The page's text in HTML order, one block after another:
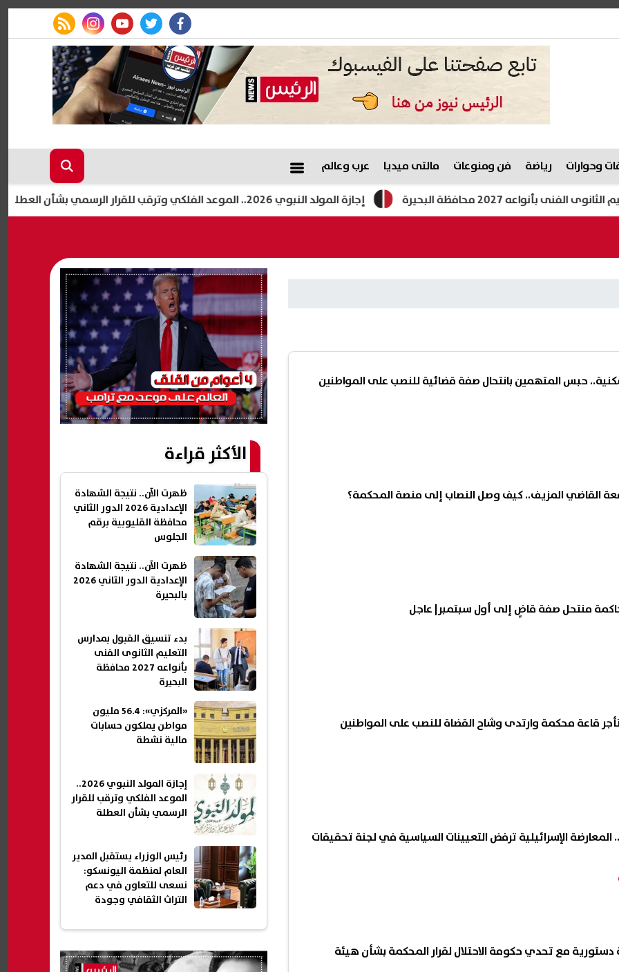
facebook
twitter
youtube
instagram
rss feed
وحوارات رياضة فن ومنوعات مالتى ميديا عرب وعالم
إجازة المولد النبوي 2026.. الموعد الفلكي وترقب للقرار الرسمي بشأن العطلة محافظة البحيرة
حبس المتهمين بانتحال صفة قضائية للنصب على المواطنين
القاضي المزيف.. كيف وصل النصاب إلى منصة المحكمة؟
منتحل صفة قاضٍ إلى أول سبتمبر| عاجل
قاعة محكمة وارتدى وشاح القضاة للنصب على المواطنين
المعارضة الإسرائيلية ترفض التعيينات السياسية في لجنة تحقيقات
مع تحدي حكومة الاحتلال لقرار المحكمة بشأن هيئة
الأكثر قراءة
ظهرت الآن.. نتيجة الشهادة
الإعدادية 2026 الدور الثاني
محافظة القليوبية برقم
الجلوس
ظهرت الآن.. نتيجة الشهادة
الإعدادية الدور الثاني 2026
بالبحيرة
بدء تنسيق القبول بمدارس
التعليم الثانوى الفنى
بأنواعه 2027 محافظة
البحيرة
«المركزي»: 56.4 مليون
مواطن يملكون حسابات
مالية نشطة
إجازة المولد النبوي 2026..
الموعد الفلكي وترقب للقرار
الرسمي بشأن العطلة
رئيس الوزراء يستقبل المدير
العام لمنظمة اليونسكو:
نسعى للتعاون في دعم
التراث الثقافي وجودة